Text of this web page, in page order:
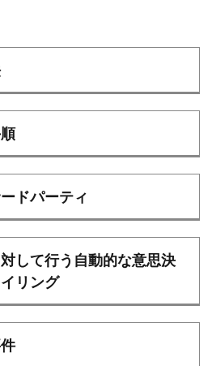
ドパーティ
して行う自動的な意思決
リング